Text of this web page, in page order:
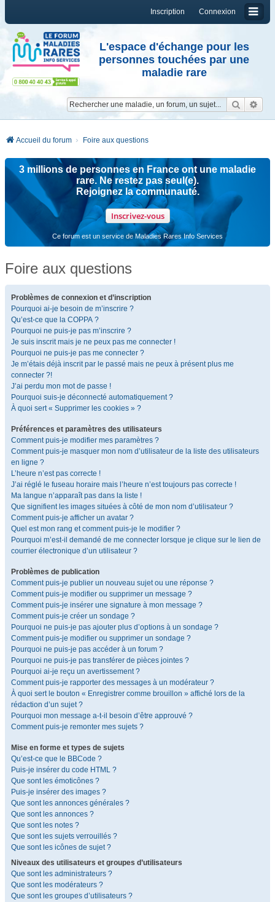
Connexion
Inscription
L'espace d'échange pour les
personnes touchées par une
maladie rare
Accueil du forum Foire aux questions
3 millions de personnes en France ont une maladie
rare. Ne restez pas seul(e).
Rejoignez la communauté.
Inscrivez-vous
Ce forum est un service de Maladies Rares Info Services
Foire aux questions
Problèmes de connexion et d’inscription
Pourquoi ai-je besoin de m’inscrire ?
Qu’est-ce que la COPPA ?
Pourquoi ne puis-je pas m’inscrire ?
Je suis inscrit mais je ne peux pas me connecter !
Pourquoi ne puis-je pas me connecter ?
Je m’étais déjà inscrit par le passé mais ne peux à présent plus me
connecter ?!
J’ai perdu mon mot de passe !
Pourquoi suis-je déconnecté automatiquement ?
À quoi sert « Supprimer les cookies » ?
Préférences et paramètres des utilisateurs
Comment puis-je modifier mes paramètres ?
Comment puis-je masquer mon nom d’utilisateur de la liste des utilisateurs
en ligne ?
L’heure n’est pas correcte !
J’ai réglé le fuseau horaire mais l’heure n’est toujours pas correcte !
Ma langue n’apparaît pas dans la liste !
Que signifient les images situées à côté de mon nom d’utilisateur ?
Comment puis-je afficher un avatar ?
Quel est mon rang et comment puis-je le modifier ?
Pourquoi m’est-il demandé de me connecter lorsque je clique sur le lien de
courrier électronique d’un utilisateur ?
Problèmes de publication
Comment puis-je publier un nouveau sujet ou une réponse ?
Comment puis-je modifier ou supprimer un message ?
Comment puis-je insérer une signature à mon message ?
Comment puis-je créer un sondage ?
Pourquoi ne puis-je pas ajouter plus d’options à un sondage ?
Comment puis-je modifier ou supprimer un sondage ?
Pourquoi ne puis-je pas accéder à un forum ?
Pourquoi ne puis-je pas transférer de pièces jointes ?
Pourquoi ai-je reçu un avertissement ?
Comment puis-je rapporter des messages à un modérateur ?
À quoi sert le bouton « Enregistrer comme brouillon » affiché lors de la
rédaction d’un sujet ?
Pourquoi mon message a-t-il besoin d’être approuvé ?
Comment puis-je remonter mes sujets ?
Mise en forme et types de sujets
Qu’est-ce que le BBCode ?
Puis-je insérer du code HTML ?
Que sont les émoticônes ?
Puis-je insérer des images ?
Que sont les annonces générales ?
Que sont les annonces ?
Que sont les notes ?
Que sont les sujets verrouillés ?
Que sont les icônes de sujet ?
Niveaux des utilisateurs et groupes d’utilisateurs
Que sont les administrateurs ?
Que sont les modérateurs ?
Que sont les groupes d’utilisateurs ?